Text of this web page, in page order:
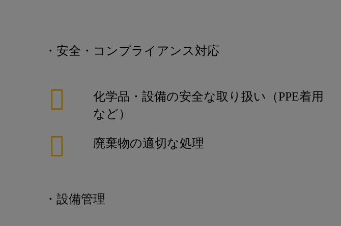
・安全・コンプライアンス対応
化学品・設備の安全な取り扱い（PPE着用
など）
廃棄物の適切な処理
・設備管理